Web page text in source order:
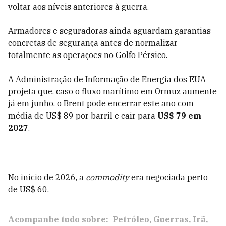
voltar aos níveis anteriores à guerra.
Armadores e seguradoras ainda aguardam garantias
concretas de segurança antes de normalizar
totalmente as operações no Golfo Pérsico.
A Administração de Informação de Energia dos EUA
projeta que, caso o fluxo marítimo em Ormuz aumente
já em junho, o Brent pode encerrar este ano com
média de US$ 89 por barril e cair para US$ 79 em
2027.
No início de 2026, a commodityera negociada perto
de US$ 60.
Acompanhe tudo sobre: Petróleo Guerras Irã